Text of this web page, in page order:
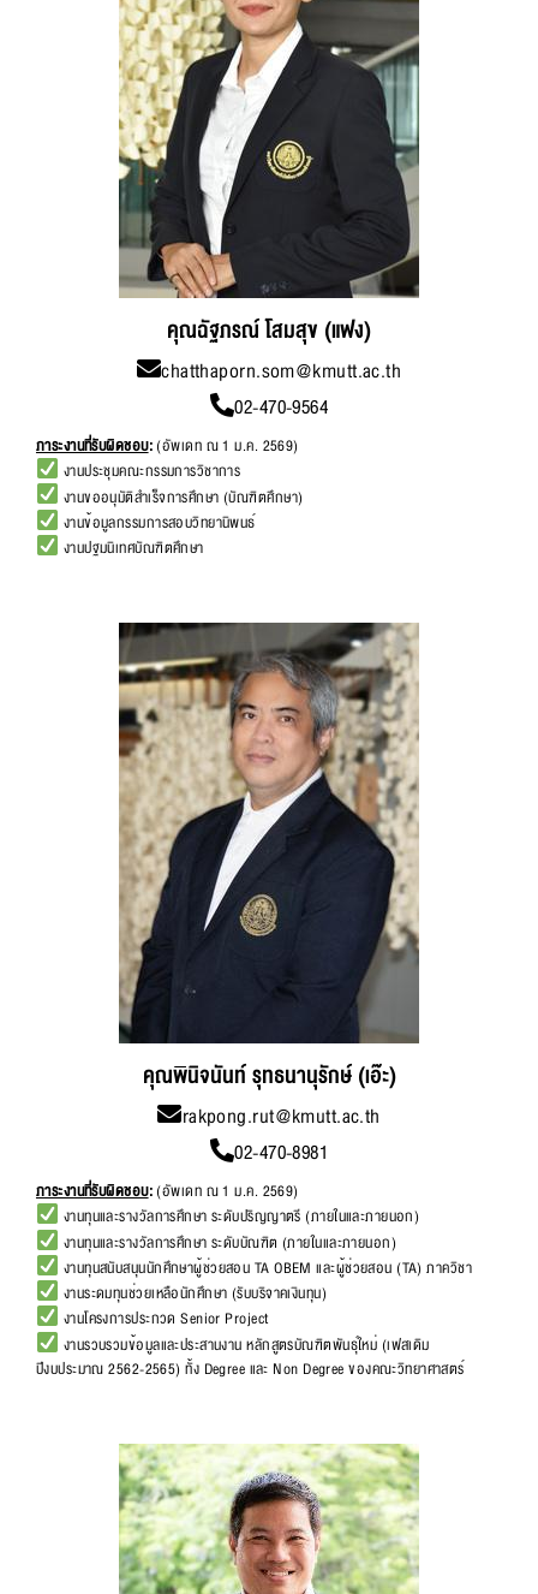
คุณฉัฐภรณ์ โสมสุข (แฟง)
chatthaporn.som@kmutt.ac.th
02-470-9564
ภาระงานที่รับผิดชอบ:(อัพเดท ณ 1 ม.ค. 2569)
งานประชุมคณะกรรมการวิชาการ
งานขออนุมัติสำเร็จการศึกษา (บัณฑิตศึกษา)
งานข้อมูลกรรมการสอบวิทยานิพนธ์
งานปฐมนิเทศบัณฑิตศึกษา
คุณพินิจนันท์ รุทธนานุรักษ์ (เอ๊ะ)
rakpong.rut@kmutt.ac.th
02-470-8981
ภาระงานที่รับผิดชอบ:(อัพเดท ณ 1 ม.ค. 2569)
งานทุนและรางวัลการศึกษา ระดับปริญญาตรี (ภายในและภายนอก)
งานทุนและรางวัลการศึกษา ระดับบัณฑิต (ภายในและภายนอก)
งานทุนสนับสนุนนักศึกษาผู้ช่วยสอน TA OBEM และผู้ช่วยสอน (TA) ภาควิชา
งานระดมทุนช่วยเหลือนักศึกษา (รับบริจาคเงินทุน)
งานโครงการประกวด Senior Project
งานรวบรวมข้อมูลและประสานงาน หลักสูตรบัณฑิตพันธุ์ใหม่ (เฟสเดิม
ปีงบประมาณ 2562-2565) ทั้ง Degree และ Non Degree ของคณะวิทยาศาสตร์